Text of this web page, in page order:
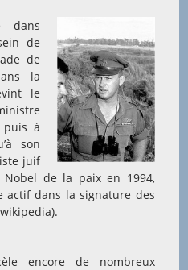
dans
de
de
la
le
puis à
son
juif
de la paix en 1994,
actif dans la signature des
encore de nombreux